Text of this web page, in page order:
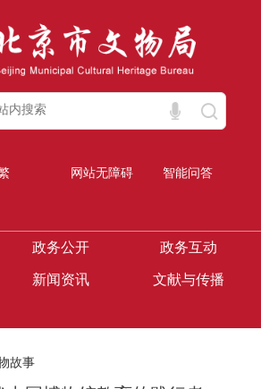
网站无障碍 智能问答
政务公开 政务互动
新闻资讯 文献与传播
故事